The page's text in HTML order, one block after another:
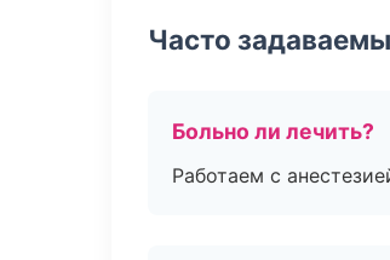
Часто
Больно ли лечить?
Работаем с